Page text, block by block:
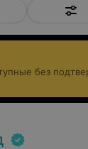
без